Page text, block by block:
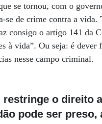
se tornou, com o
se de crime contra a vida.
consigo o artigo 141 da
à vida”. Ou seja: é dever
nesse campo criminal.
restringe o direito
pode ser preso,